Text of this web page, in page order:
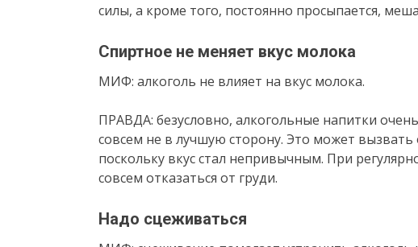
силы, а кроме того, постоянно просыпается,
Спиртное не меняет вкус молока
МИФ: алкоголь не влияет на вкус молока.
ПРАВДА: безусловно, алкогольные напитки
совсем не в лучшую сторону. Это может вызвать
поскольку вкус стал непривычным. При
совсем отказаться от груди.
Надо сцеживаться